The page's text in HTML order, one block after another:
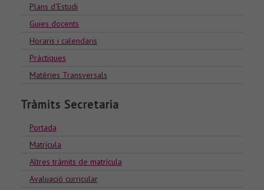
Plans d'Estudi
Guies docents
Horaris i calendaris
Pràctiques
Matèries Transversals
Tràmits Secretaria
Portada
Matrícula
Altres tràmits de matrícula
Avaluació curricular